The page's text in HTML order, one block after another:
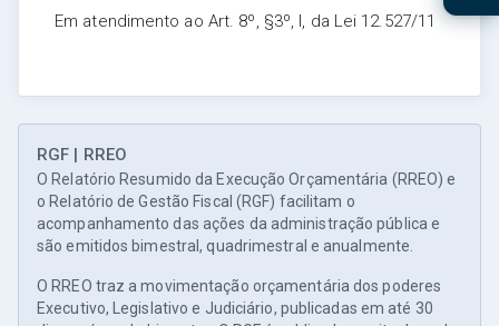
Em atendimento ao Art. 8º, §3º, I, da Lei 12.527/11
RGF | RREO
O Relatório Resumido da Execução Orçamentária (RREO) e
o Relatório de Gestão Fiscal (RGF) facilitam o
acompanhamento das ações da administração pública e
são emitidos bimestral, quadrimestral e anualmente.
O RREO traz a movimentação orçamentária dos poderes
Executivo, Legislativo e Judiciário, publicadas em até 30